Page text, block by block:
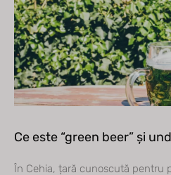
Ce este “green beer” și
În Cehia, țară cunoscută pentru